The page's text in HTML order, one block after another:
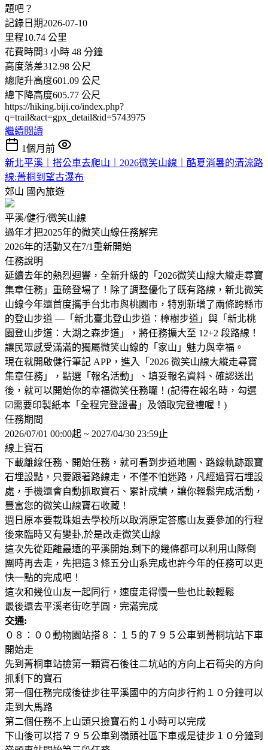
題吧？
記錄日期2026-07-10
里程10.74 公里
花費時間3 小時 48 分鐘
高度落差312.98 公尺
總爬升高度601.09 公尺
總下降高度605.77 公尺
https://hiking.biji.co/index.php?
q=trail&act=gpx_detail&id=5743975
繼續閱讀
1個月前
新北平溪｜搭公車去爬山｜2026微笑山線｜酷夏消暑的清涼路
線:菁桐到望古瀑布
郊山 國內旅遊
平溪/健行/微笑山線
過年才把2025年的微笑山線任務解完
2026年的活動又在7/1重新開始
任務說明
延續去年的熱烈迴響，全新升級的「2026微笑山線大縱走尋寶
集章任務」重磅登場了！除了調整優化了既有路線，新北微笑
山線今年還首度攜手台北市與桃園市，特別新增了兩條跨縣市
的登山步道 —「新北臺北登山步道：樟樹步道」與「新北桃
園登山步道：大湖之森步道」，將任務擴大至 12+2 段路線！
讓民眾感受滿滿的獨屬微笑山線的「家山」魅力與幸福。
現在就開啟健行筆記 APP，進入「2026 微笑山線大縱走尋寶
集章任務」，點選「報名活動」、填妥報名資料、確認送出
後，就可以開始你的幸福微笑任務囉！(記得在報名時，勾選
☑需要印製紙本「全程完登證書」及領取完登禮喔！)
任務期間
2026/07/01 00:00起 ~ 2027/04/30 23:59止
線上寶石
下載離線任務、開始任務，就可看到步道地圖、路線軌跡跟寶
石埋設點，只要跟著路線走，不僅不怕迷路，凡經過寶石埋設
處，手機還會自動抓取寶石、累計成績，讓你輕鬆完成活動，
豐富您的微笑山線寶石收藏！
週日原本要載珠姐去學校所以取消原定答應山友要參加的行程
後來臨時又有變卦,於是改走微笑山線
這次先從距離最遠的平溪開始,剩下的幾條都可以利用山隊倒
團時再去走，先把這３條五分山系完成也許今年的任務可以更
快一點的完成吧！
這次和幾位山友一起同行，速度走得慢一些也比較輕鬆
最後還去平溪老街吃芋圓，完滿完成
交通:
０８：００動物園站搭８：１５的７９５公車到菁桐坑站下車
開始走
先到菁桐車站撿第一顆寶石後往二坑站的方向上石筍尖的方向
抓剩下的寶石
第一個任務完成後徒步往平溪國中的方向步行約１０分鐘可以
走到大馬路
第二個任務不上山頭只撿寶石約１小時可以完成
下山後可以搭７９５公車到嶺頭社區下車或是徒步１０分鐘到